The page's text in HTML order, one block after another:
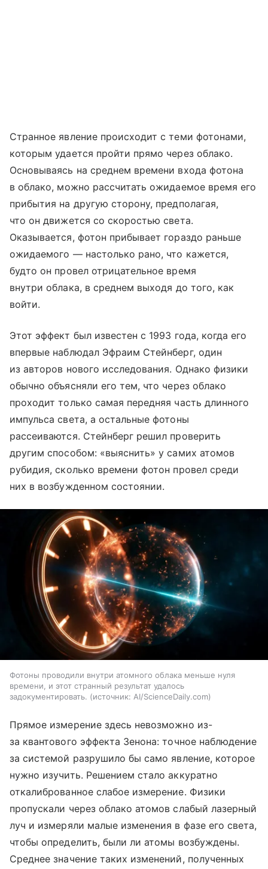
Странное явление происходит с теми фотонами,
которым удается пройти прямо через облако.
Основываясь на среднем времени входа фотона
в облако, можно рассчитать ожидаемое время его
прибытия на другую сторону, предполагая,
что он движется со скоростью света.
Оказывается, фотон прибывает гораздо раньше
ожидаемого — настолько рано, что кажется,
будто он провел отрицательное время
внутри облака, в среднем выходя до того, как
войти.
Этот эффект был известен с 1993 года, когда его
впервые наблюдал Эфраим Стейнберг, один
из авторов нового исследования. Однако физики
обычно объясняли его тем, что через облако
проходит только самая передняя часть длинного
импульса света, а остальные фотоны
рассеиваются. Стейнберг решил проверить
другим способом: «выяснить» у самих атомов
рубидия, сколько времени фотон провел среди
них в возбужденном состоянии.
Фотоны проводили внутри атомного облака меньше нуля
времени, и этот странный результат удалось
задокументировать.
источник: AI/ScienceDaily.com
Прямое измерение здесь невозможно из-
за квантового эффекта Зенона: точное наблюдение
за системой разрушило бы само явление, которое
нужно изучить. Решением стало аккуратно
откалиброванное слабое измерение. Физики
пропускали через облако атомов слабый лазерный
луч и измеряли малые изменения в фазе его света,
чтобы определить, были ли атомы возбуждены.
Среднее значение таких изменений, полученных